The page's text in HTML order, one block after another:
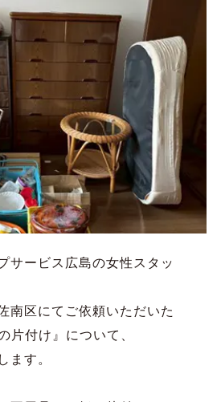
サービス広島の女性スタッ
南区にてご依頼いただいた
片付け』について、
ます。